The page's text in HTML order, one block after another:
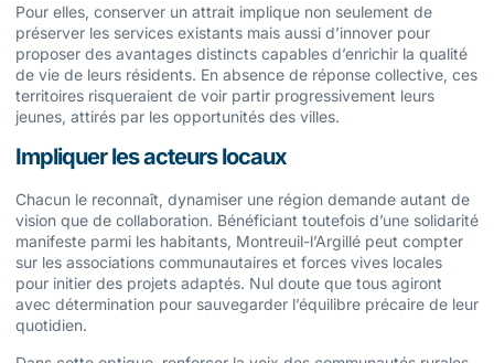
Pour elles, conserver un attrait implique non seulement de
préserver les services existants mais aussi d’innover pour
proposer des avantages distincts capables d’enrichir la qualité
de vie de leurs résidents. En absence de réponse collective, ces
territoires risqueraient de voir partir progressivement leurs
jeunes, attirés par les opportunités des villes.
Impliquer les acteurs locaux
Chacun le reconnaît, dynamiser une région demande autant de
vision que de collaboration. Bénéficiant toutefois d’une solidarité
manifeste parmi les habitants, Montreuil-l’Argillé peut compter
sur les associations communautaires et forces vives locales
pour initier des projets adaptés. Nul doute que tous agiront
avec détermination pour sauvegarder l’équilibre précaire de leur
quotidien.